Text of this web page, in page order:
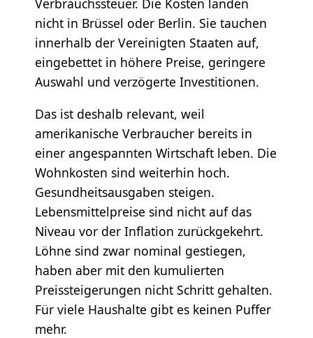
Verbrauchssteuer. Die Kosten landen
nicht in Brüssel oder Berlin. Sie tauchen
innerhalb der Vereinigten Staaten auf,
eingebettet in höhere Preise, geringere
Auswahl und verzögerte Investitionen.
Das ist deshalb relevant, weil
amerikanische Verbraucher bereits in
einer angespannten Wirtschaft leben. Die
Wohnkosten sind weiterhin hoch.
Gesundheitsausgaben steigen.
Lebensmittelpreise sind nicht auf das
Niveau vor der Inflation zurückgekehrt.
Löhne sind zwar nominal gestiegen,
haben aber mit den kumulierten
Preissteigerungen nicht Schritt gehalten.
Für viele Haushalte gibt es keinen Puffer
mehr.